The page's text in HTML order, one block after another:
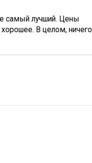
самый лучший. Цены
В целом, ничего